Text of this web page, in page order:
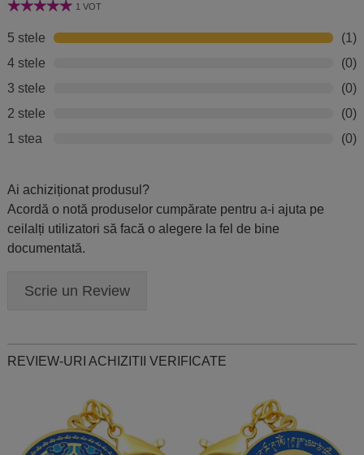
1 VOT
5 stele
(1)
4 stele
(0)
3 stele
(0)
2 stele
(0)
1 stea
(0)
Ai achiziționat produsul?
Acordă o notă produselor cumpărate pentru a-i ajuta pe
ceilalți utilizatori să facă o alegere la fel de bine
documentată.
Scrie un Review
REVIEW-URI ACHIZITII VERIFICATE